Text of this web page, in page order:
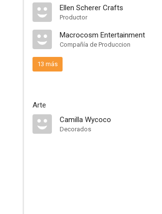
Ellen Scherer Crafts
Productor
Macrocosm Entertainment
Compañía de Produccion
13 más
Arte
Camilla Wycoco
Decorados